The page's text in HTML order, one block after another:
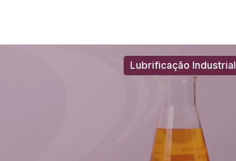
Lubrificação Industrial